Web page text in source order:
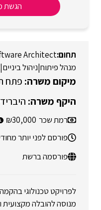
הגשת
Architect
מנהל פיתוח|ניהול ביניים|
פתח
רמת שכר 30,000
פורסם לפני יותר
פורסמה ברשת
לפרויקט טכנולוגי
מנוסה להובלה מקצועית